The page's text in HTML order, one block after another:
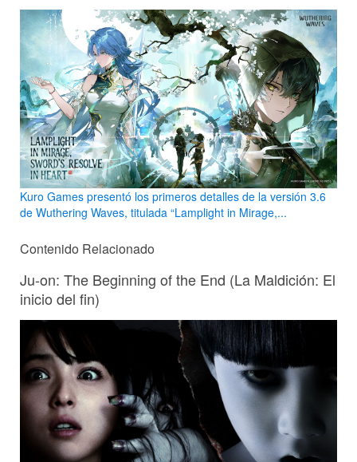
Kuro Games presentó los primeros detalles de la versión 3.6
de Wuthering Waves, titulada “Lamplight in Mirage,...
Contenido Relacionado
Ju-on: The Beginning of the End (La Maldición: El
inicio del fin)